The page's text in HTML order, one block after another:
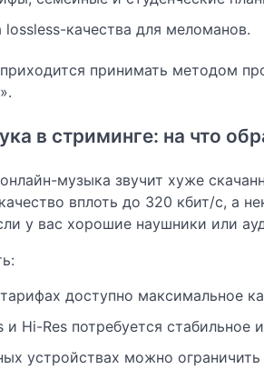
качества для меломанов.
принимать методом
в стриминге: на что
музыка звучит хуже
вплоть до 320 кбит/с, а
у вас хорошие наушники или
доступно максимальное
и Hi-Res потребуется стабильное
устройствах можно